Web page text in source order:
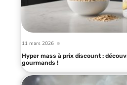
11 mars 2026
Hyper mass à prix discount :
gourmands !